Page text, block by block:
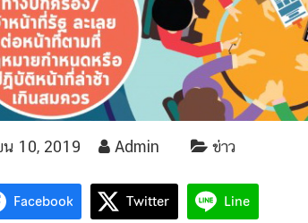
น 10, 2019 Admin ข่าว
Facebook Twitter Line